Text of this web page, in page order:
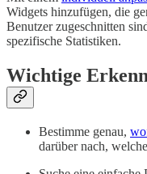
Widgets hinzufügen, die
Benutzer zugeschnitten
spezifische Statistiken.
Wichtige
Bestimme genau,
darüber nach,